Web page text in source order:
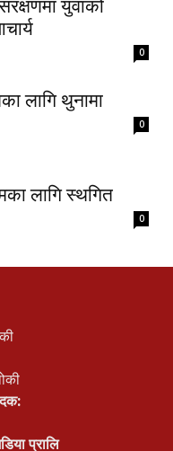
युवाको
0
लागि थुनामा
0
लागि स्थगित
0
प्रालि